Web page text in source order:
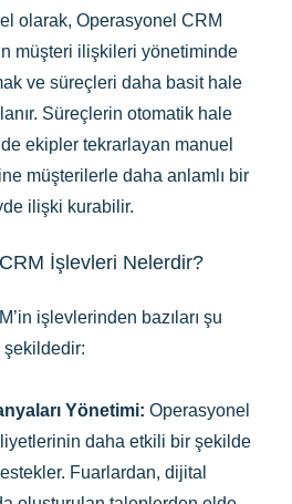
olarak, Operasyonel CRM
müşteri ilişkileri yönetiminde
ve süreçleri daha basit hale
Süreçlerin otomatik hale
ekipler tekrarlayan manuel
müşterilerle daha anlamlı bir
ilişki kurabilir.
İşlevleri Nelerdir?
işlevlerinden bazıları şu
şekildedir:
Yönetimi: Operasyonel
daha etkili bir şekilde
Fuarlardan, dijital